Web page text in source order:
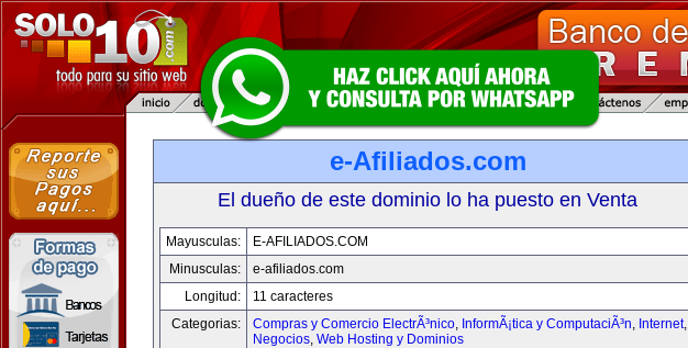
e-Afiliados.com
El dueño de este dominio lo ha puesto en Venta
Mayusculas:
E-AFILIADOS.COM
Minusculas:
e-afiliados.com
Longitud:
11 caracteres
Categorias:
Compras y Comercio ElectrÃ³nico, InformÃ¡tica y ComputaciÃ³n, Internet,
Negocios, Web Hosting y Dominios